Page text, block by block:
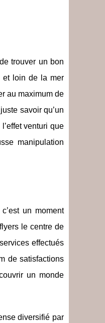
trouver un bon
et loin de la mer
au maximum de
savoir qu’un
venturi que
manipulation
un moment
le centre de
effectués
de satisfactions
un monde
diversifié par